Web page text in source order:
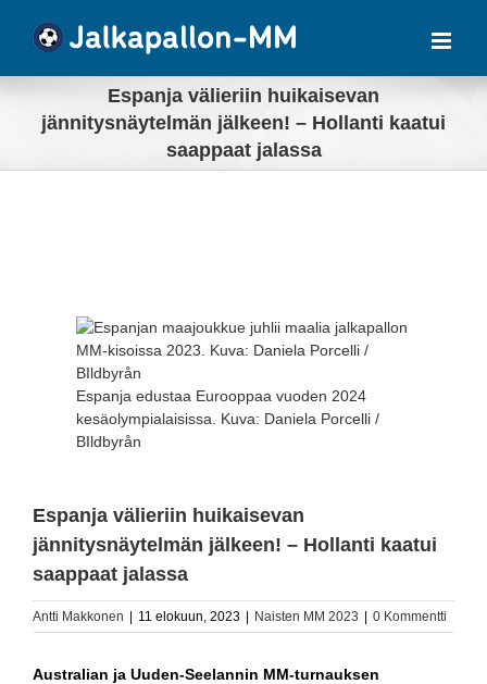
content
Espanja välieriin huikaisevan
jännitysnäytelmän jälkeen! – Hollanti kaatui
saappaat jalassa
Larger
Espanja edustaa Eurooppaa vuoden 2024
kesäolympialaisissa. Kuva: Daniela Porcelli /
BIldbyrån
Espanja välieriin huikaisevan
jännitysnäytelmän jälkeen! – Hollanti kaatui
saappaat jalassa
Antti Makkonen 11 elokuun, 2023 Naisten MM 2023 0 Kommentti
Australian ja Uuden-Seelannin MM-turnauksen